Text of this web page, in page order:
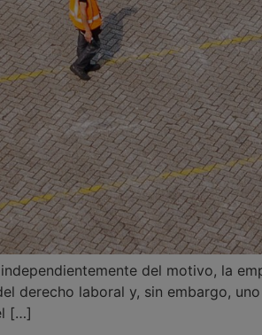
del motivo, la
derecho laboral y, sin embargo,
[…]